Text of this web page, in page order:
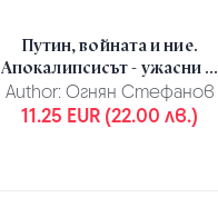
Путин, войната и ние.
Апокалипсисът - ужасни ...
Author: Огнян Стефанов
11.25 EUR (22.00 лв.)